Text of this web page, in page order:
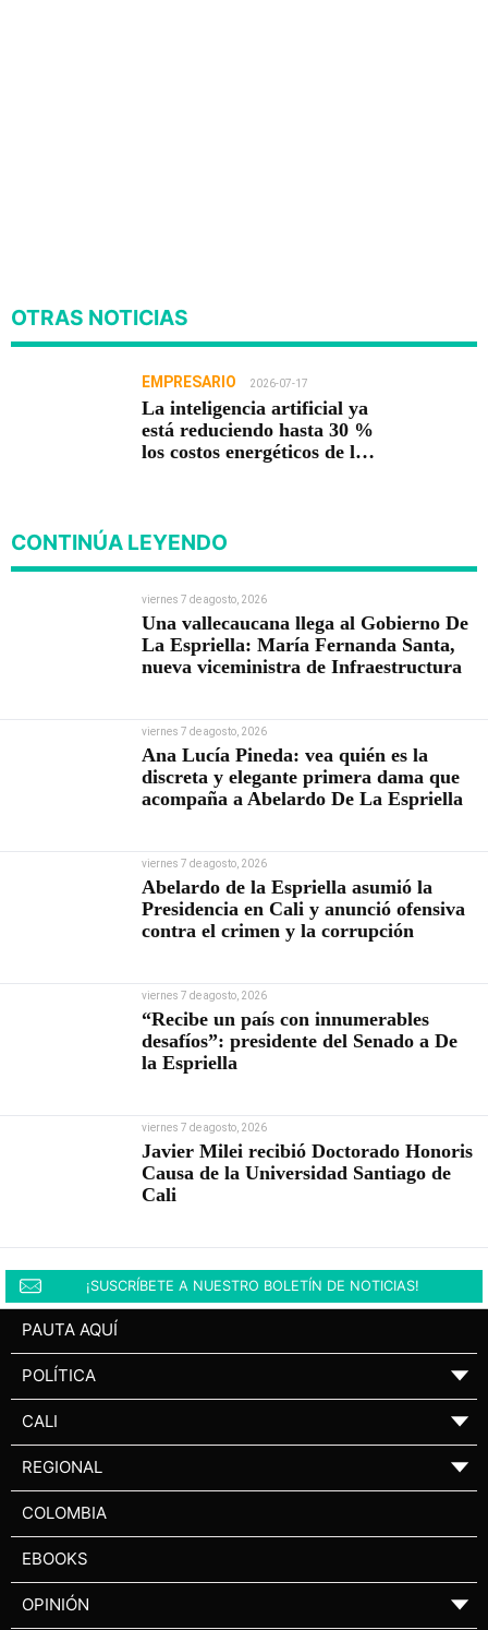
OTRAS NOTICIAS
EMPRESARIO 2026-07-17
La inteligencia artificial ya
está reduciendo hasta 30 %
los costos energéticos de las
CONTINÚA LEYENDO
viernes 7 de agosto, 2026
Una vallecaucana llega al Gobierno De
La Espriella: María Fernanda Santa,
nueva viceministra de Infraestructura
viernes 7 de agosto, 2026
Ana Lucía Pineda: vea quién es la
discreta y elegante primera dama que
acompaña a Abelardo De La Espriella
viernes 7 de agosto, 2026
Abelardo de la Espriella asumió la
Presidencia en Cali y anunció ofensiva
contra el crimen y la corrupción
viernes 7 de agosto, 2026
“Recibe un país con innumerables
desafíos”: presidente del Senado a De
la Espriella
viernes 7 de agosto, 2026
Javier Milei recibió Doctorado Honoris
Causa de la Universidad Santiago de
Cali
¡SUSCRÍBETE A NUESTRO BOLETÍN DE NOTICIAS!
PAUTA AQUÍ
POLÍTICA ▼
CALI ▼
REGIONAL ▼
COLOMBIA
EBOOKS
OPINIÓN ▼